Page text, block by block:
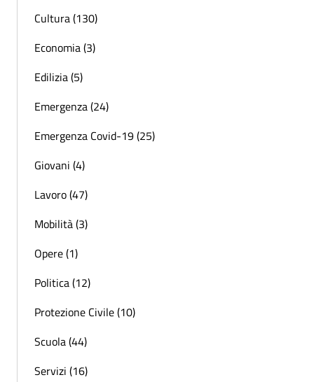
Cultura (130)
Economia (3)
Edilizia (5)
Emergenza (24)
Emergenza Covid-19 (25)
Giovani (4)
Lavoro (47)
Mobilità (3)
Opere (1)
Politica (12)
Protezione Civile (10)
Scuola (44)
Servizi (16)